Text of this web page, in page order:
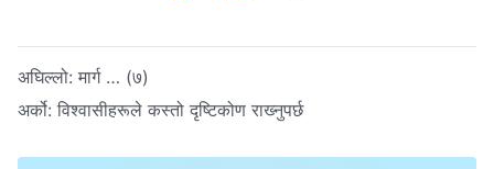
अघिल्लो: मार्ग … (७)
अर्को: विश्‍वासीहरूले कस्तो दृष्टिकोण राख्‍नुपर्छ